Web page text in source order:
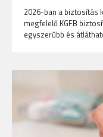
2026-ban a biztosítás
megfelelő KGFB
egyszerűbb és